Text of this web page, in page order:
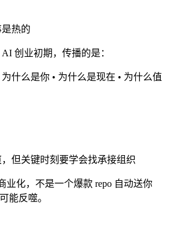
热的
创业初期，传播的是：
什么是你 • 为什么是现在 • 为什么值
但关键时刻要学会找承接组织
业化，不是一个爆款 repo 自动送你
能反噬。